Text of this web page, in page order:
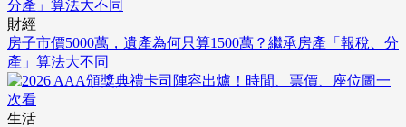
財經
房子市價5000萬，遺產為何只算1500萬？繼承房產「報稅、分
產」算法大不同
生活